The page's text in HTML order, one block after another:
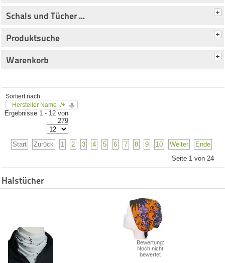
Schals und Tücher ...
Produktsuche
Warenkorb
Sortiert nach
Hersteller Name -/+
Ergebnisse 1 - 12 von
279
Start Zurück 1 2 3 4 5 6 7 8 9 10 Weiter
Ende
Seite 1 von 24
Halstücher
Bewertung:
Noch nicht
bewertet